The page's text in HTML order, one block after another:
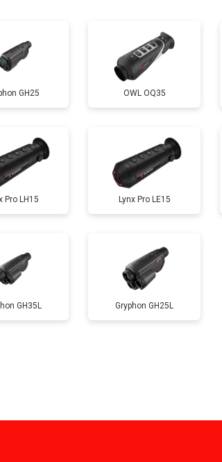
GH25 OWL OQ35
Pro LH15 Lynx Pro LE15
GH35L Gryphon GH25L